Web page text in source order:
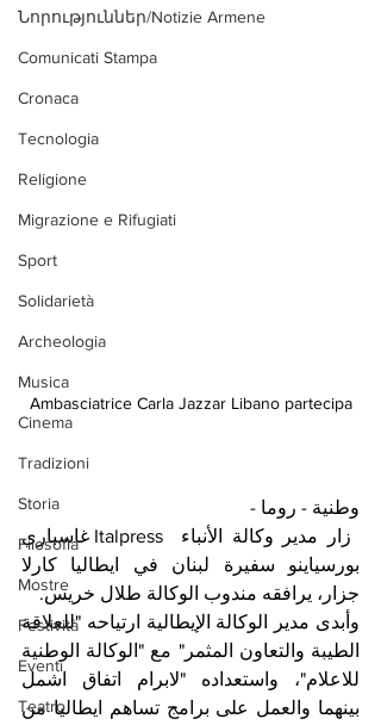
Նորություններ/Notizie Armene
Comunicati Stampa
Cronaca
Tecnologia
Religione
Migrazione e Rifugiati
Sport
Solidarietà
Archeologia
Musica
Cinema
Tradizioni
Storia
Filosofia
Mostre
Festività
Eventi
Teatro
Ambasciatrice Carla Jazzar Libano partecipa
وطنية - روما -
زار مدير وكالة الأنباء  Italpress غاسباري
جزار، يرافقه مندوب الوكالة طلال خريس.
وأبدى مدير الوكالة الإيطالية ارتياحه "للعلاقة
بينهما والعمل على برامج تساهم ايطاليا من